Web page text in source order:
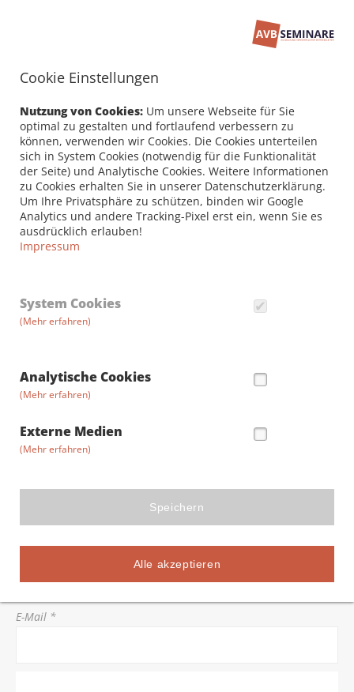
Cookie Einstellungen
Nutzung von Cookies: Um unsere Webseite für Sie
optimal zu gestalten und fortlaufend verbessern zu
können, verwenden wir Cookies. Die Cookies unterteilen
sich in System Cookies (notwendig für die Funktionalität
der Seite) und Analytische Cookies. Weitere Informationen
zu Cookies erhalten Sie in unserer Datenschutzerklärung.
Um Ihre Privatsphäre zu schützen, binden wir Google
Analytics und andere Tracking-Pixel erst ein, wenn Sie es
ausdrücklich erlauben!
Impressum
System Cookies
(Mehr erfahren)
Analytische Cookies
(Mehr erfahren)
Externe Medien
(Mehr erfahren)
Speichern
Alle akzeptieren
Seminarbuchung
PERSÖNLICHE DATEN /
RECHNUNGSANSCHRIFT
Firma
Vorname *
Stadt *
E-Mail *